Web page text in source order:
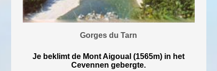
Gorges du Tarn
Je beklimt de Mont Aigoual (1565m) in het
Cevennen gebergte.